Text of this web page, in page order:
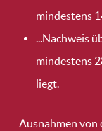
mindestens
...Nachweis
mindestens
liegt.
Ausnahmen von